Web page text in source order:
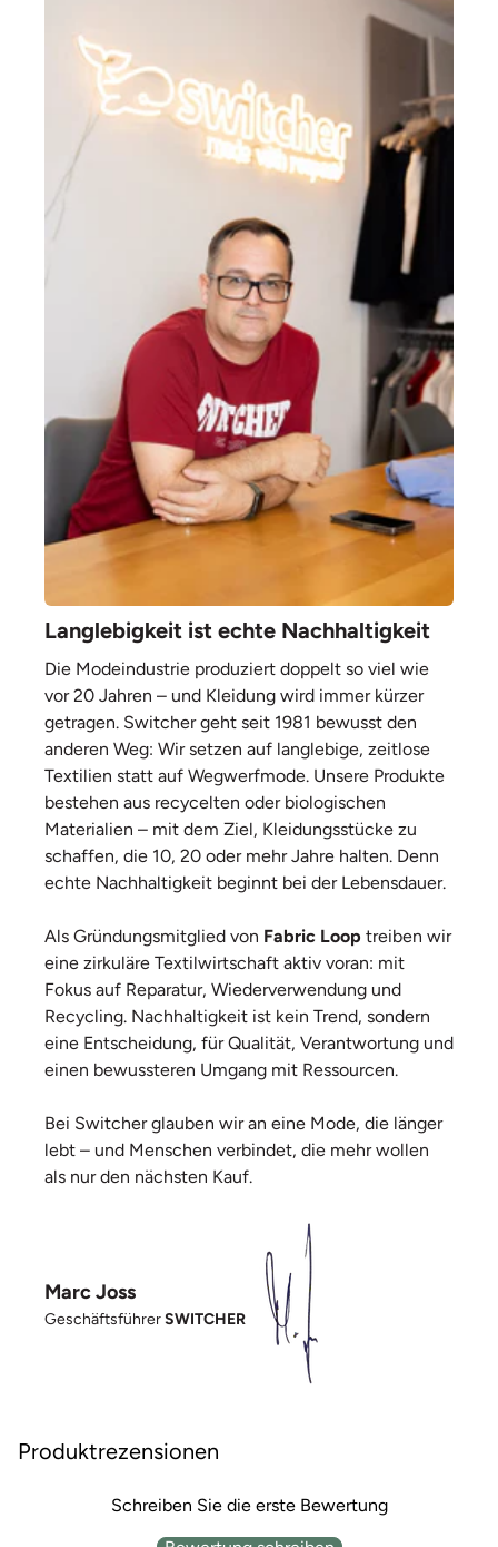
Langlebigkeit ist echte Nachhaltigkeit
Die Modeindustrie produziert doppelt so viel wie
vor 20 Jahren – und Kleidung wird immer kürzer
getragen. Switcher geht seit 1981 bewusst den
anderen Weg: Wir setzen auf langlebige, zeitlose
Textilien statt auf Wegwerfmode. Unsere Produkte
bestehen aus recycelten oder biologischen
Materialien – mit dem Ziel, Kleidungsstücke zu
schaffen, die 10, 20 oder mehr Jahre halten. Denn
echte Nachhaltigkeit beginnt bei der Lebensdauer.
Als Gründungsmitglied von Fabric Loop treiben wir
eine zirkuläre Textilwirtschaft aktiv voran: mit
Fokus auf Reparatur, Wiederverwendung und
Recycling. Nachhaltigkeit ist kein Trend, sondern
eine Entscheidung, für Qualität, Verantwortung und
einen bewussteren Umgang mit Ressourcen.
Bei Switcher glauben wir an eine Mode, die länger
lebt – und Menschen verbindet, die mehr wollen
als nur den nächsten Kauf.
Marc Joss
GeschäftsführerSWITCHER
Produktrezensionen
Schreiben Sie die erste Bewertung